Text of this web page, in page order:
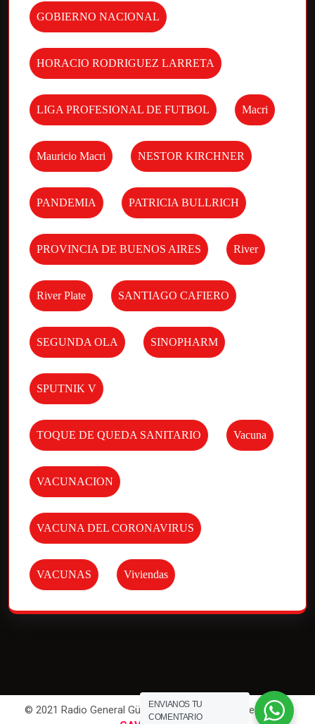
GOBIERNO NACIONAL
HORACIO RODRIGUEZ LARRETA
LIGA PROFESIONAL DE FUTBOL Macri
Mauricio Macri NESTOR KIRCHNER
PANDEMIA PATRICIA BULLRICH
PROVINCIA DE BUENOS AIRES River
River Plate SANTIAGO CAFIERO
SEGUNDA OLA SINOPHARM
SPUTNIK V
TOQUE DE QUEDA SANITARIO Vacuna
VACUNACION
VACUNA DEL CORONAVIRUS
VACUNAS Viviendas
© 2021 Radio General Güemes. All Rights Reserved | Por
ENVIANOS TU
COMENTARIO